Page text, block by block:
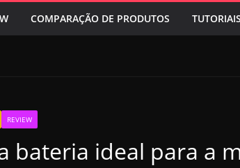
COMPARAÇÃO DE PRODUTOS TUTORIAIS
REVIEW
bateria ideal para a